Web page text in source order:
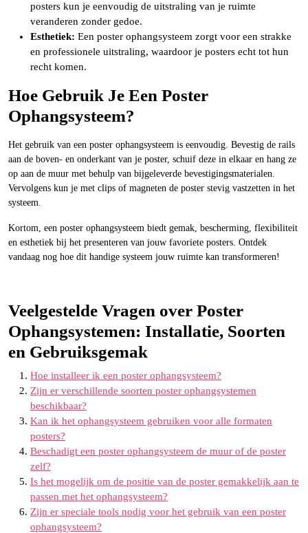
posters kun je eenvoudig de uitstraling van je ruimte
veranderen zonder gedoe.
Esthetiek: Een poster ophangsysteem zorgt voor een strakke
en professionele uitstraling, waardoor je posters echt tot hun
recht komen.
Hoe Gebruik Je Een Poster
Ophangsysteem?
Het gebruik van een poster ophangsysteem is eenvoudig. Bevestig de rails
aan de boven- en onderkant van je poster, schuif deze in elkaar en hang ze
op aan de muur met behulp van bijgeleverde bevestigingsmaterialen.
Vervolgens kun je met clips of magneten de poster stevig vastzetten in het
systeem.
Kortom, een poster ophangsysteem biedt gemak, bescherming, flexibiliteit
en esthetiek bij het presenteren van jouw favoriete posters. Ontdek
vandaag nog hoe dit handige systeem jouw ruimte kan transformeren!
Veelgestelde Vragen over Poster
Ophangsystemen: Installatie, Soorten
en Gebruiksgemak
Hoe installeer ik een poster ophangsysteem?
Zijn er verschillende soorten poster ophangsystemen
beschikbaar?
Kan ik het ophangsysteem gebruiken voor alle formaten
posters?
Beschadigt een poster ophangsysteem de muur of de poster
zelf?
Is het mogelijk om de positie van de poster gemakkelijk aan te
passen met het ophangsysteem?
Zijn er speciale tools nodig voor het gebruik van een poster
ophangsysteem?